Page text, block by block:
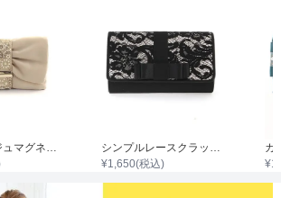
¥1,650(税込) ¥